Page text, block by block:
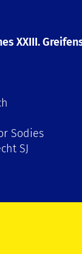
XXIII.
Sodies
SJ